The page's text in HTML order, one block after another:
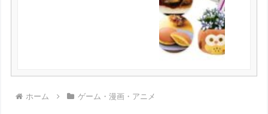
ホーム ゲーム・漫画・アニメ